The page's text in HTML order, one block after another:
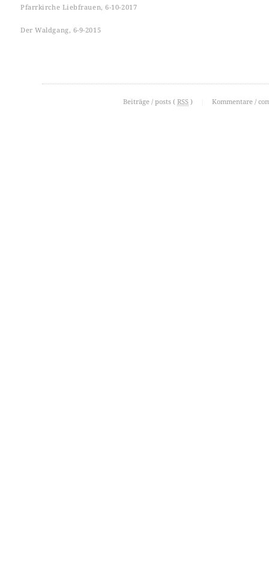
Pfarrkirche Liebfrauen, 6-10-2017
Der Waldgang, 6-9-2015
Beiträge / posts ( RSS ) Kommentare /